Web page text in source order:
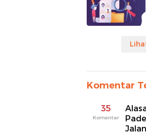
Komentar
35
Komentar